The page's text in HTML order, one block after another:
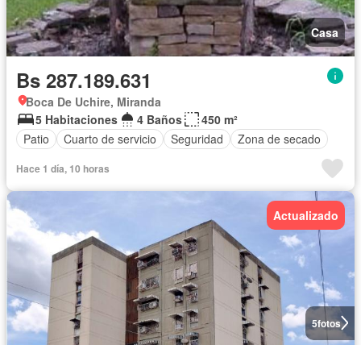
Casa
Bs 287.189.631
Boca De Uchire, Miranda
5 Habitaciones
4 Baños
450 m²
Patio
Cuarto de servicio Seguridad Zona de secado
Hace 1 día, 10 horas
5fotos
Actualizado